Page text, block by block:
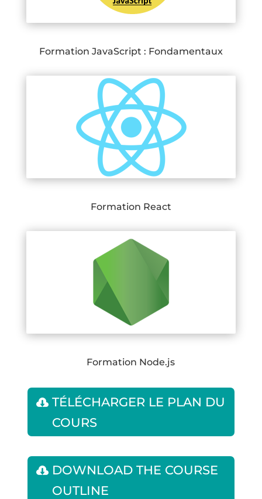
Formation JavaScript : Fondamentaux
Formation React
Formation Node.js
TÉLÉCHARGER LE PLAN DU
COURS
DOWNLOAD THE COURSE
OUTLINE